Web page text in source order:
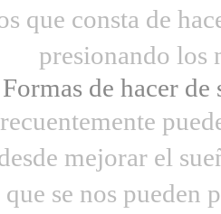
que consta de
presionando los
de hacer
mejorar el
se nos pueden